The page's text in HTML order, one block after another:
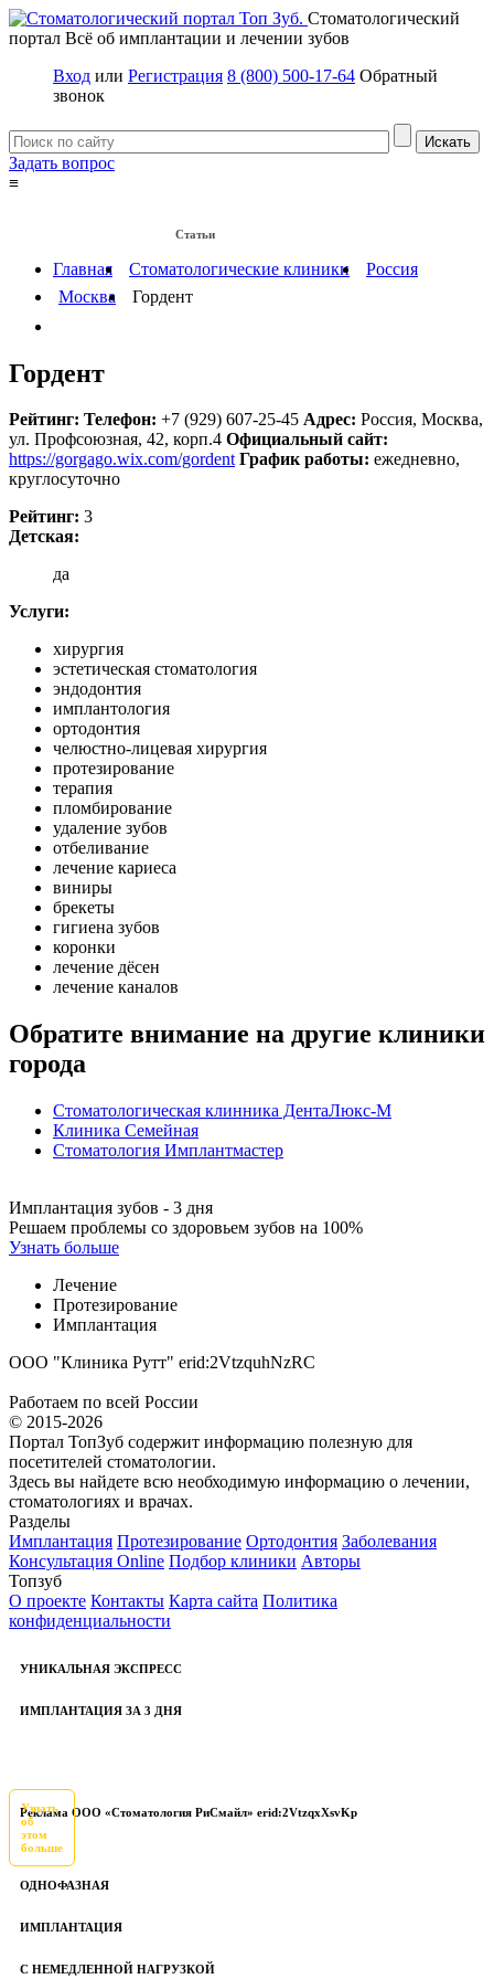
Стоматологический
портал Всё об имплантации и лечении зубов
Вход или Регистрация 8 (800) 500-17-64 Обратный
звонок
Задать вопрос
≡
Статьи
Главная Стоматологические клиники
Россия
Москва
Гордент
Гордент
Рейтинг: Телефон: +7 (929) 607-25-45 Адрес: Россия, Москва,
ул. Профсоюзная, 42, корп.4 Официальный сайт:
https://gorgago.wix.com/gordent График работы: ежедневно,
круглосуточно
Рейтинг: 3
Детская:
да
Услуги:
хирургия
эстетическая стоматология
эндодонтия
имплантология
ортодонтия
челюстно-лицевая хирургия
протезирование
терапия
пломбирование
удаление зубов
отбеливание
лечение кариеса
виниры
брекеты
гигиена зубов
коронки
лечение дёсен
лечение каналов
Обратите внимание на другие клиники
города
Стоматологическая клинника ДентаЛюкс-М
Клиника Семейная
Стоматология Имплантмастер
Имплантация зубов - 3 дня
Решаем проблемы со здоровьем зубов на 100%
Узнать больше
Лечение
Протезирование
Имплантация
ООО "Клиника Рутт" erid:2VtzquhNzRC
Работаем по всей России
© 2015-2026
Портал ТопЗуб содержит информацию полезную для
посетителей стоматологии.
Здесь вы найдете всю необходимую информацию о лечении,
стоматологиях и врачах.
Разделы
Имплантация Протезирование Ортодонтия Заболевания
Консультация Online Подбор клиники Авторы
Топзуб
О проекте Контакты Карта сайта Политика
конфиденциальности
УНИКАЛЬНАЯ ЭКСПРЕСС
ИМПЛАНТАЦИЯ ЗА 3 ДНЯ
Реклама ООО «Стоматология РиСмайл» erid:2VtzqxXsvKp
Узнать
об
этом
больше
ОДНОФАЗНАЯ
ИМПЛАНТАЦИЯ
С НЕМЕДЛЕННОЙ НАГРУЗКОЙ